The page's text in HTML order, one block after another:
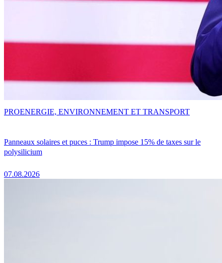
Panneaux solaires et puces : Trump impose 15% de taxes sur le
polysilicium
07.08.2026
PROENERGIE, ENVIRONNEMENT ET TRANSPORT